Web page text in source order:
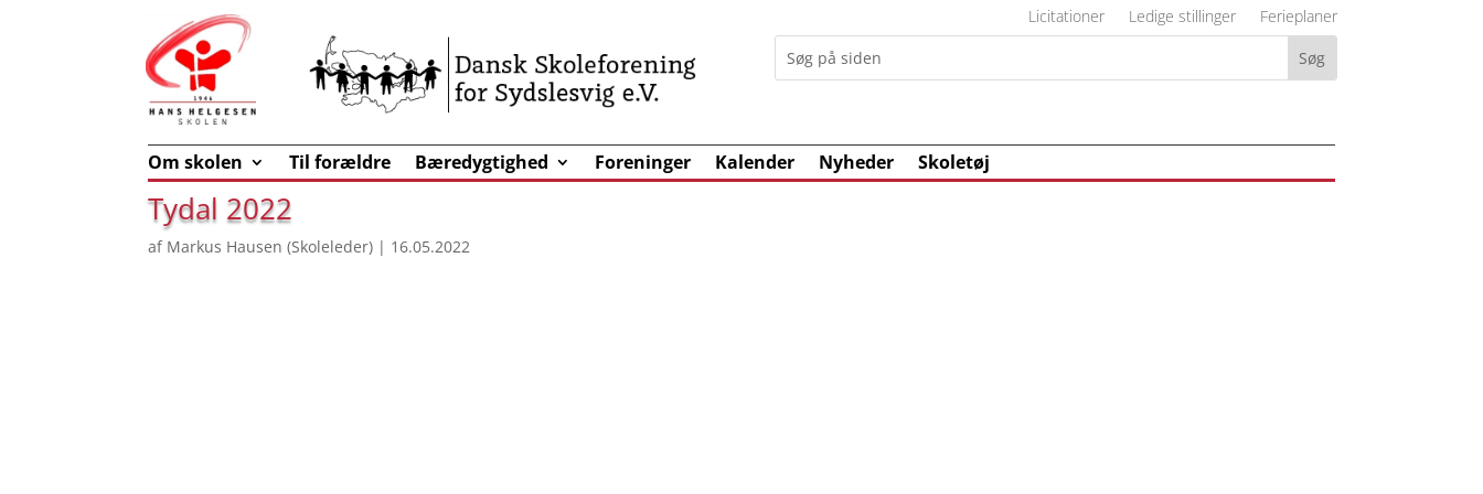
Licitationer Ledige stillinger Ferieplaner
Om skolen Til forældre Bæredygtighed Foreninger Kalender Nyheder Skoletøj
Tydal 2022
af Markus Hausen (Skoleleder) | 16.05.2022